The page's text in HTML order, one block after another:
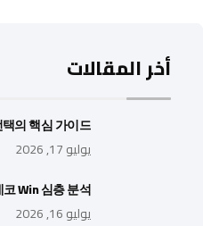
أخر المقالات
의 핵심 가이드
يوليو 17, 2026
Win 심층 분석
يوليو 16, 2026